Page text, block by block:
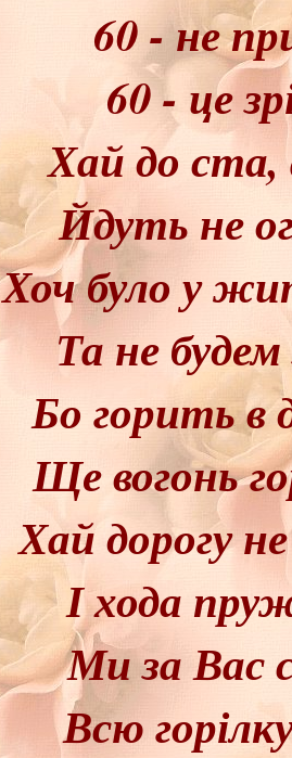
60 - не
60 - це
Хай до ста,
Йдуть не
Хоч було у
Та не
Бо горить в
Ще вогонь
Хай дорогу
І хода
Ми за Вас
Всю